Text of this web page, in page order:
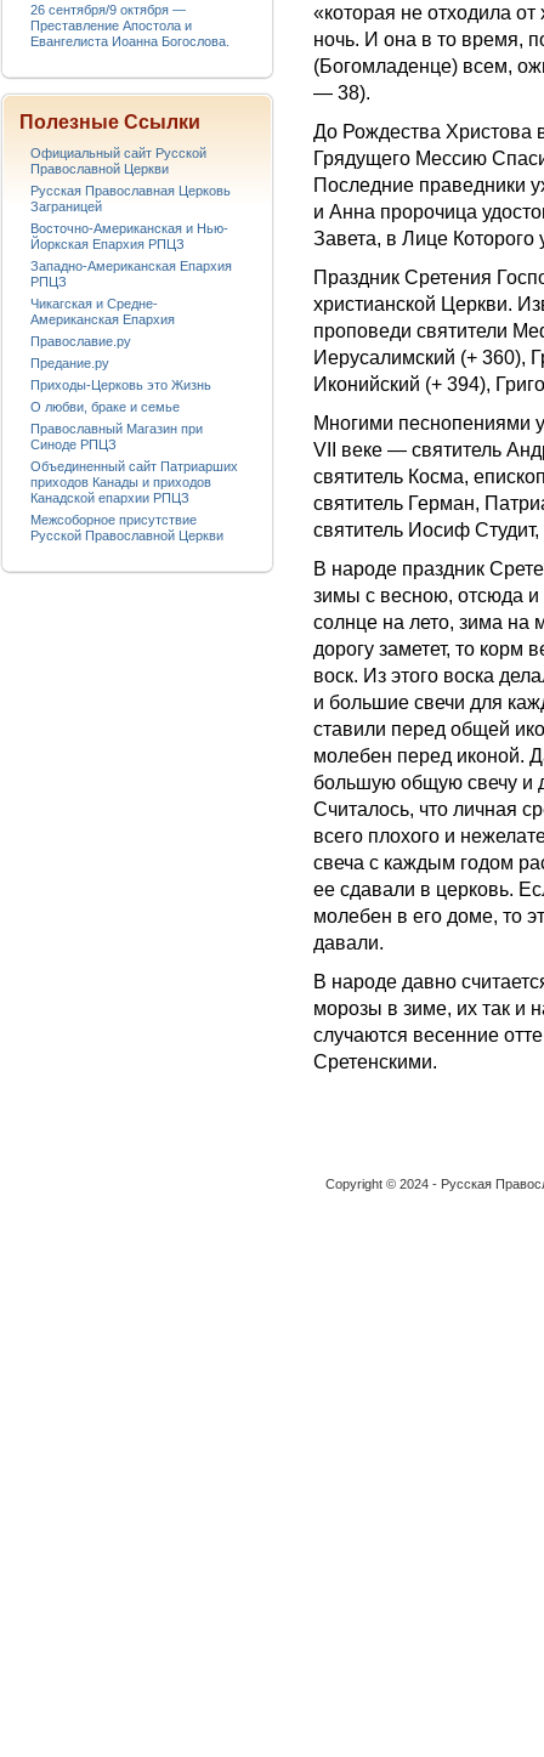
«которая не отходила
ночь. И она в то время,
(Богомладенце) всем,
— 38).
До Рождества Христова
Грядущего Мессию
Последние праведники
и Анна пророчица
Завета, в Лице Которого
Праздник Сретения
христианской Церкви.
проповеди святители
Иерусалимский (+ 360),
Иконийский (+ 394),
Многими песнопениями
VII веке — святитель
святитель Косма,
святитель Герман,
святитель Иосиф
В народе праздник
зимы с весною, отсюда
солнце на лето, зима на
дорогу заметет, то корм
воск. Из этого воска
и большие свечи для
ставили перед общей
молебен перед иконой.
большую общую свечу и
Считалось, что личная
всего плохого и
свеча с каждым годом
ее сдавали в церковь.
молебен в его доме, то
давали.
В народе давно
морозы в зиме, их так и
случаются весенние
Сретенскими.
26 сентября/9 октября —
Преставление Апостола и
Евангелиста Иоанна Богослова.
Полезные Ссылки
Официальный сайт Русской
Православной Церкви
Русская Православная Церковь
Заграницей
Восточно-Американская и Нью-
Йоркская Епархия РПЦЗ
Западно-Американская Епархия
РПЦЗ
Чикагская и Средне-
Американская Епархия
Православие.ру
Предание.ру
Приходы-Церковь это Жизнь
О любви, браке и семье
Православный Магазин при
Синоде РПЦЗ
Объединенный сайт Патриарших
приходов Канады и приходов
Канадской епархии РПЦЗ
Межсоборное присутствие
Русской Православной Церкви
Copyright © 2024 - Русская